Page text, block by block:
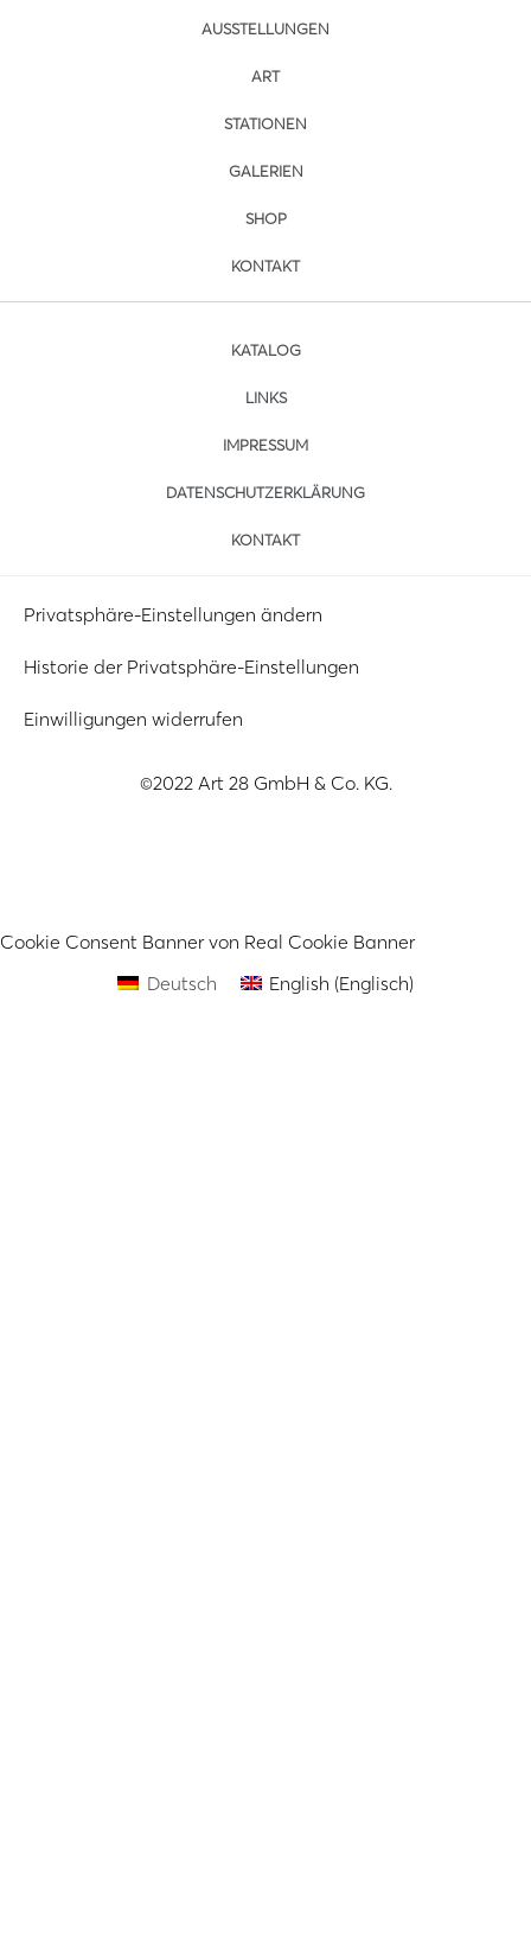
AUSSTELLUNGEN
ART
STATIONEN
GALERIEN
SHOP
KONTAKT
KATALOG
LINKS
IMPRESSUM
DATENSCHUTZERKLÄRUNG
KONTAKT
Privatsphäre-Einstellungen ändern
Historie der Privatsphäre-Einstellungen
Einwilligungen widerrufen
©2022 Art 28 GmbH & Co. KG.
Cookie Consent Banner von Real Cookie Banner
Deutsch
English (Englisch)